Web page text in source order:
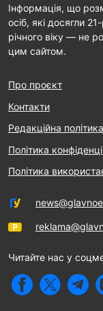
Інформація, що
осіб, які досягли
річного віку — не
цим сайтом.
Про проєкт
Контакти
Редакційна політика
Політика
Політика
Читайте нас у